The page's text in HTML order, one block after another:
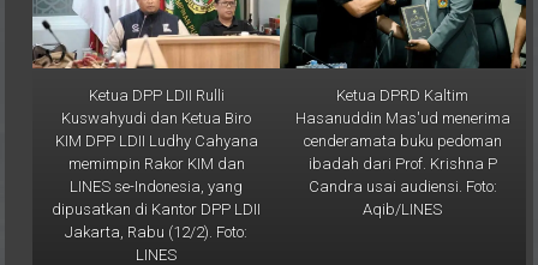
Ketua DPP LDII Rulli
Kuswahyudi dan Ketua Biro
KIM DPP LDII Ludhy Cahyana
memimpin Rakor KIM dan
LINES se-Indonesia, yang
dipusatkan di Kantor DPP LDII
Jakarta, Rabu (12/2). Foto:
LINES
Ketua DPRD Kaltim
Hasanuddin Mas'ud menerima
cenderamata buku pedoman
ibadah dari Prof. Krishna P
Candra usai audiensi. Foto:
Aqib/LINES